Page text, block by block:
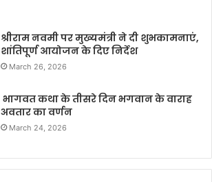
श्रीराम नवमी पर मुख्यमंत्री ने दी शुभकामनाएं,
शांतिपूर्ण आयोजन के दिए निर्देश
March 26, 2026
भागवत कथा के तीसरे दिन भगवान के वाराह
अवतार का वर्णन
March 24, 2026